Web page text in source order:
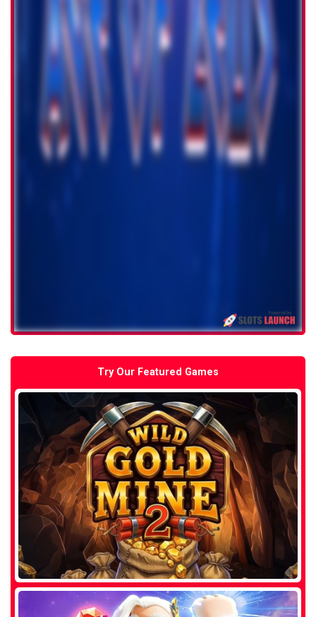
Try Our Featured Games